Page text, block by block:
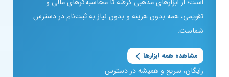
تقویمی، همه بدون هزینه و بدون نیاز به ثبت‌نام در دسترس
شماست.
مشاهده همه ابزارها
رایگان، سریع و همیشه در دسترس